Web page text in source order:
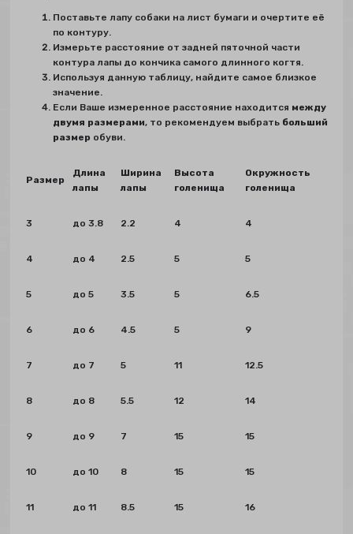
Поставьте лапу собаки на лист бумаги и очертите её
по контуру.
Измерьте расстояние от задней пяточной части
контура лапы до кончика самого длинного когтя.
Используя данную таблицу, найдите самое близкое
значение.
Если Ваше измеренное расстояние находится между
двумя размерами, то рекомендуем выбрать больший
размер обуви.
Размер
Длина
лапы
Ширина
лапы
Высота
голенища
Окружность
голенища
3 до 3.8 2.2 4 4
4 до 4 2.5 5 5
5 до 5 3.5 5 6.5
6 до 6 4.5 5 9
7 до 7 5 11 12.5
8 до 8 5.5 12 14
9 до 9 7 15 15
10 до 10 8 15 15
11 до 11 8.5 15 16